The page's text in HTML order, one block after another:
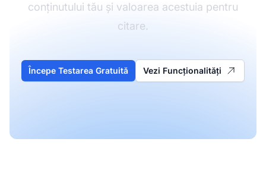
conținutului tău și valoarea acestuia pentru
citare.
Începe Testarea Gratuită Vezi Funcționalități